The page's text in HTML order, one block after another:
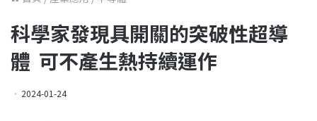
科學家發現具開關的突破性超導
體 可不產生熱持續運作
2024-01-24